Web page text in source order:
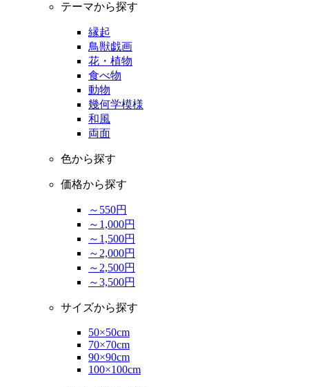
テーマから探す
縁起
鳥獣戯画
花・植物
食べ物
動物
幾何学模様
和風
両面
色から探す
価格から探す
～550円
～1,000円
～1,500円
～2,000円
～2,500円
～3,500円
サイズから探す
50×50cm
70×70cm
90×90cm
100×100cm